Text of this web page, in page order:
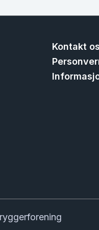
Kontakt